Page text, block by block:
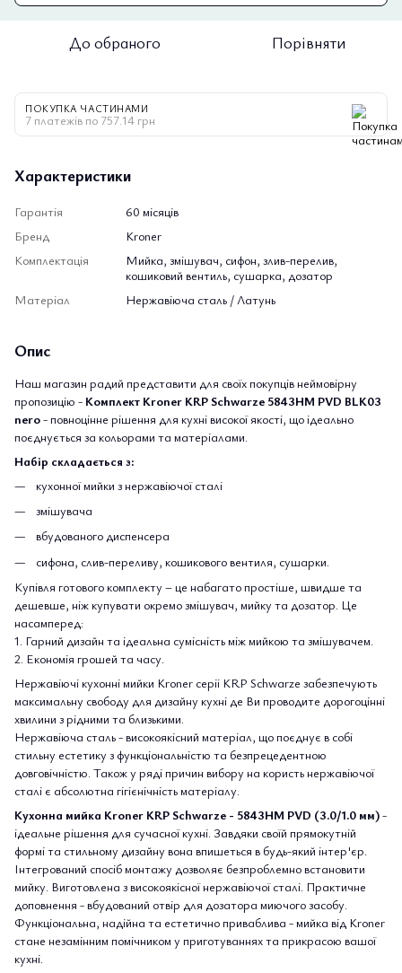
До обраного Порівняти
ПОКУПКА ЧАСТИНАМИ
7 платежів по 757.14 грн
Характеристики
Гарантія
60 місяців
Бренд
Kroner
Комплектація
Мийка, змішувач, сифон, злив-перелив,
кошиковий вентиль, сушарка, дозатор
Матеріал
Нержавіюча сталь / Латунь
Опис
Наш магазин радий представити для своїх покупців неймовірну
пропозицію - Комплект Kroner KRP Schwarze 5843HM PVD BLK03
nero- повноцінне рішення для кухні високої якості, що ідеально
поєднується за кольорами та матеріалами.
Набір складається з:
кухонної мийки з нержавіючої сталі
змішувача
вбудованого диспенсера
сифона, слив-переливу, кошикового вентиля, сушарки.
Купівля готового комплекту – це набагато простіше, швидше та
дешевше, ніж купувати окремо змішувач, мийку та дозатор. Це
насамперед:
1. Гарний дизайн та ідеальна сумісність між мийкою та змішувачем.
2. Економія грошей та часу.
Нержавіючі кухонні мийки Kroner серіі KRP Schwarze забезпечують
максимальну свободу для дизайну кухні де Ви проводите дорогоцінні
хвилини з рідними та близькими.
Нержавіюча сталь - високоякісний матеріал, що поєднує в собі
стильну естетику з функціональністю та безпрецедентною
довговічністю. Також у ряді причин вибору на користь нержавіючої
сталі є абсолютна гігієнічність матеріалу.
Кухонна мийка Kroner KRP Schwarze - 5843HM PVD (3.0/1.0 мм)-
ідеальне рішення для сучасної кухні. Завдяки своїй прямокутній
формі та стильному дизайну вона впишеться в будь-який інтер'єр.
Інтегрований спосіб монтажу дозволяє безпроблемно встановити
мийку. Виготовлена з високоякісної нержавіючої сталі. Практичне
доповнення - вбудований отвір для дозатора миючого засобу.
Функціональна, надійна та естетично приваблива - мийка від Kroner
стане незамінним помічником у приготуваннях та прикрасою вашої
кухні.